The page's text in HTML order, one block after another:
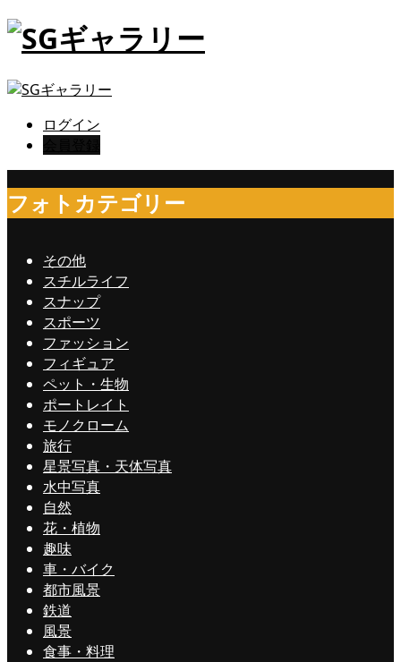
ログイン
フォトカテゴリー
その他
スチルライフ
スナップ
スポーツ
ファッション
フィギュア
ペット・生物
ポートレイト
モノクローム
旅行
星景写真・天体写真
水中写真
自然
花・植物
趣味
車・バイク
都市風景
鉄道
風景
食事・料理